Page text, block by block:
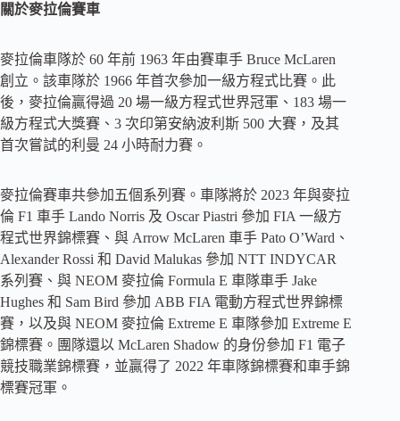
關於麥拉倫賽車
麥拉倫車隊於 60 年前 1963 年由賽車手 Bruce McLaren
創立。該車隊於 1966 年首次參加一級方程式比賽。此
後，麥拉倫贏得過 20 場一級方程式世界冠軍、183 場一
級方程式大獎賽、3 次印第安納波利斯 500 大賽，及其
首次嘗試的利曼 24 小時耐力賽。
麥拉倫賽車共參加五個系列賽。車隊將於 2023 年與麥拉
倫 F1 車手 Lando Norris 及 Oscar Piastri 參加 FIA 一級方
程式世界錦標賽、與 Arrow McLaren 車手 Pato O’Ward、
Alexander Rossi 和 David Malukas 參加 NTT INDYCAR
系列賽、與 NEOM 麥拉倫 Formula E 車隊車手 Jake
Hughes 和 Sam Bird 參加 ABB FIA 電動方程式世界錦標
賽，以及與 NEOM 麥拉倫 Extreme E 車隊參加 Extreme E
錦標賽。團隊還以 McLaren Shadow 的身份參加 F1 電子
競技職業錦標賽，並贏得了 2022 年車隊錦標賽和車手錦
標賽冠軍。